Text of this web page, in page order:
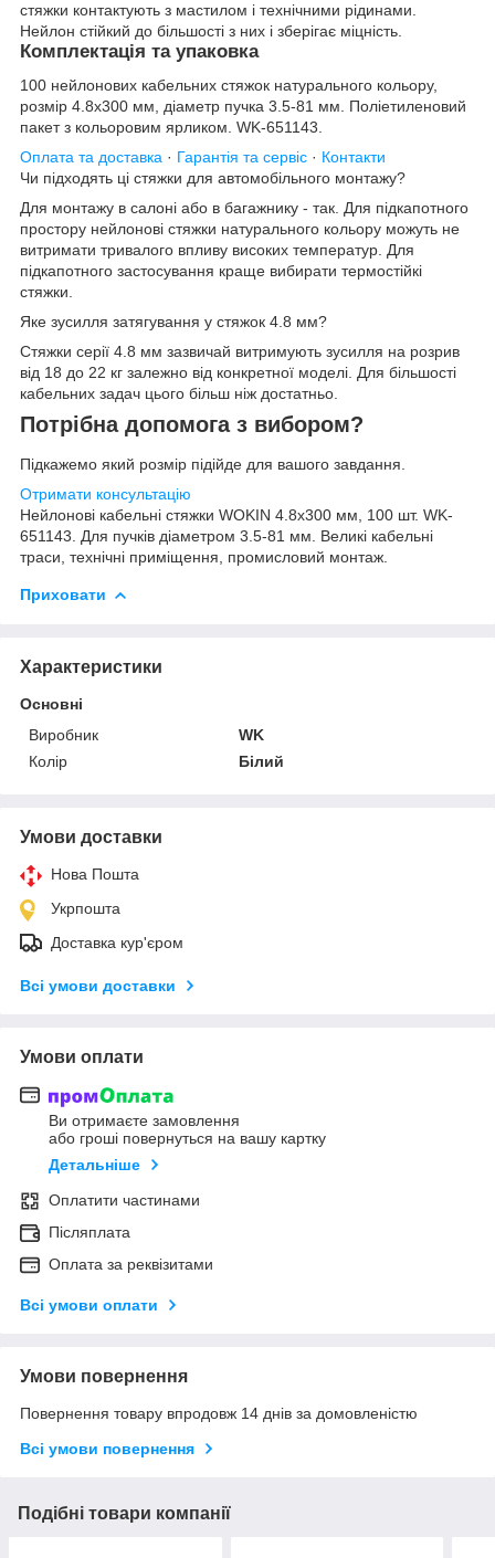
стяжки контактують з мастилом і технічними рідинами.
Нейлон стійкий до більшості з них і зберігає міцність.
Комплектація та упаковка
100 нейлонових кабельних стяжок натурального кольору,
розмір 4.8x300 мм, діаметр пучка 3.5-81 мм. Поліетиленовий
пакет з кольоровим ярликом. WK-651143.
Оплата та доставка · Гарантія та сервіс · Контакти
Чи підходять ці стяжки для автомобільного монтажу?
Для монтажу в салоні або в багажнику - так. Для підкапотного
простору нейлонові стяжки натурального кольору можуть не
витримати тривалого впливу високих температур. Для
підкапотного застосування краще вибирати термостійкі
стяжки.
Яке зусилля затягування у стяжок 4.8 мм?
Стяжки серії 4.8 мм зазвичай витримують зусилля на розрив
від 18 до 22 кг залежно від конкретної моделі. Для більшості
кабельних задач цього більш ніж достатньо.
Потрібна допомога з вибором?
Підкажемо який розмір підійде для вашого завдання.
Отримати консультацію
Нейлонові кабельні стяжки WOKIN 4.8x300 мм, 100 шт. WK-
651143. Для пучків діаметром 3.5-81 мм. Великі кабельні
траси, технічні приміщення, промисловий монтаж.
Приховати
Характеристики
Основні
Виробник
WK
Колір
Білий
Умови доставки
Нова Пошта
Укрпошта
Доставка кур'єром
Всі умови доставки
Умови оплати
Ви отримаєте замовлення
або гроші повернуться на вашу картку
Детальніше
Оплатити частинами
Післяплата
Оплата за реквізитами
Всі умови оплати
Умови повернення
Повернення товару впродовж 14 днів за домовленістю
Всі умови повернення
Подібні товари компанії